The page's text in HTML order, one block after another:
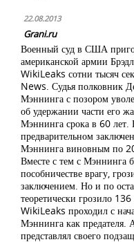
22.08.2013
Grani.ru
Военный суд в США
американской армии
WikiLeaks сотни тысяч
News. Судья полковник
Мэннинга с позором
об удержании части его
Мэннинга срока в 60 лет.
предварительном
Мэннинга виновным по
Вместе с тем с Мэннинга
пособничестве врагу,
заключением. Но и по
теоретически грозило
WikiLeaks проходил с
Мэннинга как предателя.
представлял своего